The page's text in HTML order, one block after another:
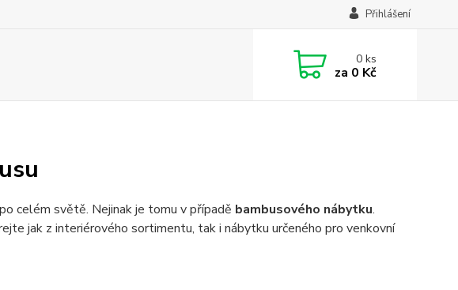
Přihlášení
0ks
za 0 Kč
celém světě. Nejinak je tomu v případě bambusového nábytku.
jak z interiérového sortimentu, tak i nábytku určeného pro venkovní